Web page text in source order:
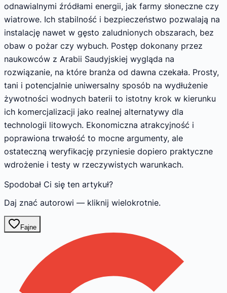
odnawialnymi źródłami energii, jak farmy słoneczne czy
wiatrowe. Ich stabilność i bezpieczeństwo pozwalają na
instalację nawet w gęsto zaludnionych obszarach, bez
obaw o pożar czy wybuch. Postęp dokonany przez
naukowców z Arabii Saudyjskiej wygląda na
rozwiązanie, na które branża od dawna czekała. Prosty,
tani i potencjalnie uniwersalny sposób na wydłużenie
żywotności wodnych baterii to istotny krok w kierunku
ich komercjalizacji jako realnej alternatywy dla
technologii litowych. Ekonomiczna atrakcyjność i
poprawiona trwałość to mocne argumenty, ale
ostateczną weryfikację przyniesie dopiero praktyczne
wdrożenie i testy w rzeczywistych warunkach.
Spodobał Ci się ten artykuł?
Daj znać autorowi — kliknij wielokrotnie.
Fajne